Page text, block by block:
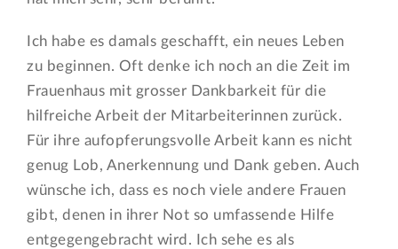
Ich habe es damals geschafft, ein neues Leben
zu beginnen. Oft denke ich noch an die Zeit im
Frauenhaus mit grosser Dankbarkeit für die
hilfreiche Arbeit der Mitarbeiterinnen zurück.
Für ihre aufopferungsvolle Arbeit kann es nicht
genug Lob, Anerkennung und Dank geben. Auch
wünsche ich, dass es noch viele andere Frauen
gibt, denen in ihrer Not so umfassende Hilfe
entgegengebracht wird. Ich sehe es als